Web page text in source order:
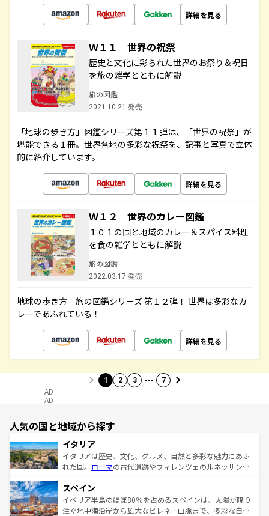
詳細を見る
Ｗ１１ 世界の祝祭
歴史と文化に彩られた世界のお祭り＆祝日
を旅の雑学とともに解説
旅の図鑑
2021.10.21 発売
「地球の歩き方」図鑑シリーズ第１１弾は、「世界の祝祭」が
堪能できる１冊。世界各地の多彩な祝祭を、記事と写真で立体
的に紹介しています。
詳細を見る
Ｗ１２ 世界のカレー図鑑
１０１の国と地域のカレー＆スパイス料理
を食の雑学とともに解説
旅の図鑑
2022.03.17 発売
地球の歩き方 旅の図鑑シリーズ 第１２弾！ 世界は多彩なカ
レーであふれている！
詳細を見る
1 2 3 … 7
AD
AD
人気の国と地域から探す
イタリア
イタリアは歴史、文化、グルメ、自然と多彩な魅力にあふ
れた国。 ローマの古代遺跡やフィレンツェのルネッサンス
ろん、トスカーナの美しい田園風景やアマルフィ海岸の絶
景など、自然景観も見逃せない。観光の合間には、本場の
ピザやパスタなど、絶品のイタリア料理を堪能することも
スペイン
イベリア半島のほぼ80％を占めるスペインは、太陽が降り
注ぐ地中海沿岸から雄大なピレネー山脈まで、多彩な自然